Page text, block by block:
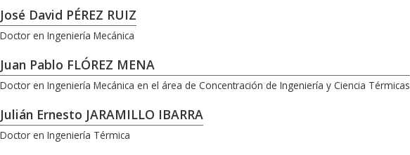
José David PÉREZ RUIZ
Doctor en Ingeniería Mecánica
Juan Pablo FLÓREZ MENA
Doctor en Ingeniería Mecánica en el área de Concentración de Ingeniería y Ciencia Térmicas
Julián Ernesto JARAMILLO IBARRA
Doctor en Ingeniería Térmica